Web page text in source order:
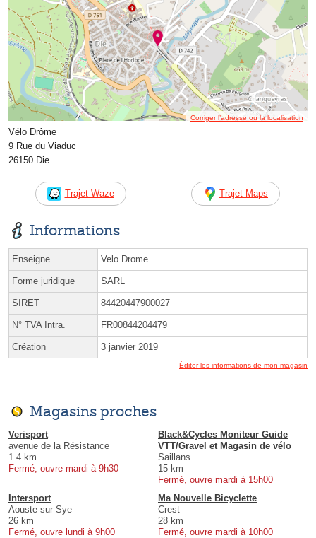
Corriger l’adresse ou la localisation
Vélo Drôme
9 Rue du Viaduc
26150 Die
Trajet Waze Trajet Maps
Informations
Enseigne Velo Drome
Forme juridique SARL
SIRET 84420447900027
N° TVA Intra. FR00844204479
Création 3 janvier 2019
Éditer les informations de mon magasin
Magasins proches
Verisport
avenue de la Résistance
1.4 km
Fermé, ouvre mardi à 9h30
Black&Cycles Moniteur Guide
VTT/Gravel et Magasin de vélo
Saillans
15 km
Fermé, ouvre mardi à 15h00
Intersport
Aouste-sur-Sye
26 km
Fermé, ouvre lundi à 9h00
Ma Nouvelle Bicyclette
Crest
28 km
Fermé, ouvre mardi à 10h00